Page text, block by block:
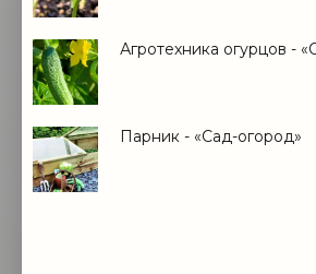
Агротехника огурцов -
Парник - «Сад-огород»